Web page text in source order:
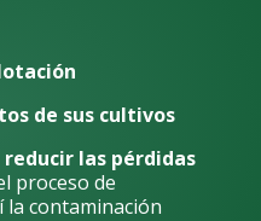
de sus cultivos
reducir las pérdidas
proceso de
la contaminación